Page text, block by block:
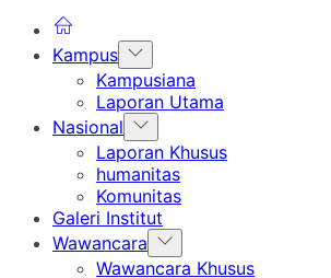
Kampus Show
sub
menu
Kampusiana
Laporan Utama
Nasional Show
sub
menu
Laporan Khusus
humanitas
Komunitas
Galeri Institut
Wawancara Show
sub
Wawancara Khusus